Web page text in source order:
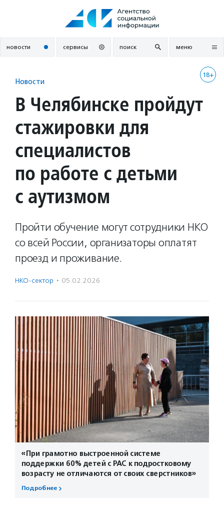
новости сервисы поиск меню
18+
Новости
В Челябинске пройдут
стажировки для
специалистов
по работе с детьми
с аутизмом
Пройти обучение могут сотрудники НКО
со всей России, организаторы оплатят
проезд и проживание.
НКО-сектор · 05.02.2026
«При грамотно выстроенной системе
поддержки 60% детей с РАС к подростковому
возрасту не отличаются от своих сверстников»
Подробнее